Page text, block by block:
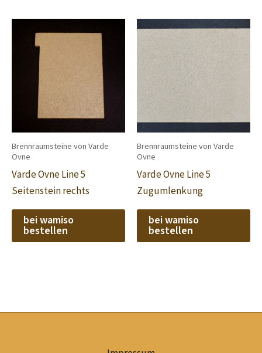
Brennraumsteine von Varde
Ovne
Varde Ovne Line 5
Seitenstein rechts
bei wamiso
bestellen
Brennraumsteine von Varde
Ovne
Varde Ovne Line 5
Zugumlenkung
bei wamiso
bestellen